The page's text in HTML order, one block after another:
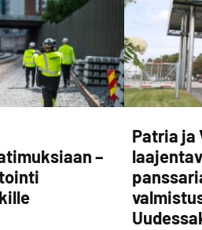
–
Patria ja